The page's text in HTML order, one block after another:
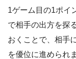
1ゲーム目の1ポイ
で相手の出方を探
おくことで、相手
を優位に進められ